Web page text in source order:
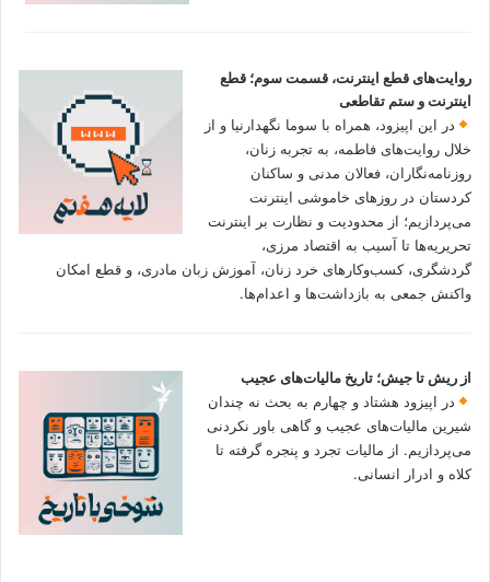
روایت‌های قطع اینترنت، قسمت سوم؛ قطع
اینترنت و ستم تقاطعی
در این اپیزود، همراه با سوما نگهدارنیا و از
خلال روایت‌های فاطمه، به تجربه زنان،
روزنامه‌نگاران، فعالان مدنی و ساکنان
کردستان در روزهای خاموشی اینترنت
می‌پردازیم؛ از محدودیت و نظارت بر اینترنت
تحریریه‌ها تا آسیب به اقتصاد مرزی،
گردشگری، کسب‌وکارهای خرد زنان، آموزش زبان مادری، و قطع امکان
واکنش جمعی به بازداشت‌ها و اعدام‌ها.
از ریش تا جیش؛ تاریخ مالیات‌های عجیب
در اپیزود هشتاد و چهارم به بحث نه چندان
شیرین مالیات‌های عجیب و گاهی باور نکردنی‌
می‌پردازیم. از مالیات تجرد و پنجره گرفته تا
کلاه و ادرار انسانی.